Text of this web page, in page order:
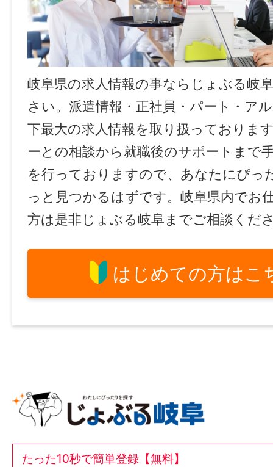
岐阜県の求人情報の事ならじょぶる岐
さい。派遣情報・正社員・パート・ア
下最大の求人情報を取り扱っておりま
ーとの相談から就職後のサポートまで
を行っておりますので、あなたにぴっ
っと見つかるはずです。岐阜県内でお
方は是非じょぶる岐阜までご相談くだ
はじめての方はこ
たった10秒で簡単登録【無料】